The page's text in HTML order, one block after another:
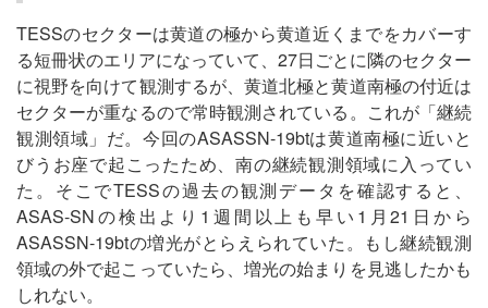
TESSのセクターは黄道の極から黄道近くまでをカバーす
る短冊状のエリアになっていて、27日ごとに隣のセクター
に視野を向けて観測するが、黄道北極と黄道南極の付近は
セクターが重なるので常時観測されている。これが「継続
観測領域」だ。今回のASASSN-19btは黄道南極に近いと
びうお座で起こったため、南の継続観測領域に入ってい
た。そこでTESSの過去の観測データを確認すると、
ASAS-SNの検出より1週間以上も早い1月21日から
ASASSN-19btの増光がとらえられていた。もし継続観測
領域の外で起こっていたら、増光の始まりを見逃したかも
しれない。